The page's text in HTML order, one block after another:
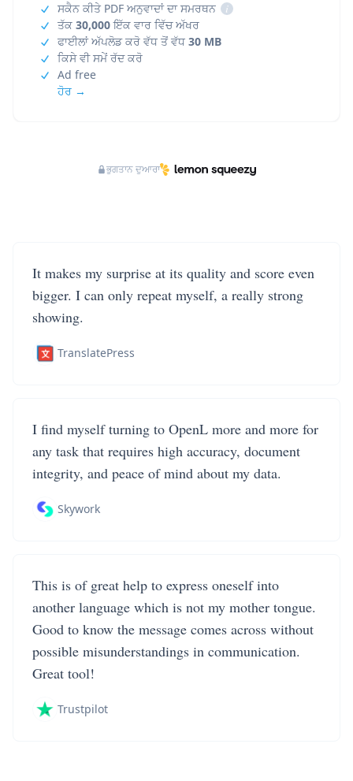
ਸਕੈਨ ਕੀਤੇ PDF ਅਨੁਵਾਦਾਂ ਦਾ ਸਮਰਥਨ
i
ਤੱਕ 30,000ਇੱਕ ਵਾਰ ਵਿੱਚ ਅੱਖਰ
ਫਾਈਲਾਂ ਅੱਪਲੋਡ ਕਰੋ ਵੱਧ ਤੋਂ ਵੱਧ 30 MB
ਕਿਸੇ ਵੀ ਸਮੇਂ ਰੱਦ ਕਰੋ
Ad free
ਹੋਰ →
ਭੁਗਤਾਨ ਦੁਆਰਾ
It makes my surprise at its quality and score even
bigger. I can only repeat myself, a really strong
showing.
TranslatePress
I find myself turning to OpenL more and more for
any task that requires high accuracy, document
integrity, and peace of mind about my data.
Skywork
This is of great help to express oneself into
another language which is not my mother tongue.
Good to know the message comes across without
possible misunderstandings in communication.
Great tool!
Trustpilot